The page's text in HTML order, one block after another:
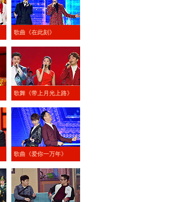
歌曲《在此刻》
歌舞《带上月光上路》
歌曲《爱你一万年》